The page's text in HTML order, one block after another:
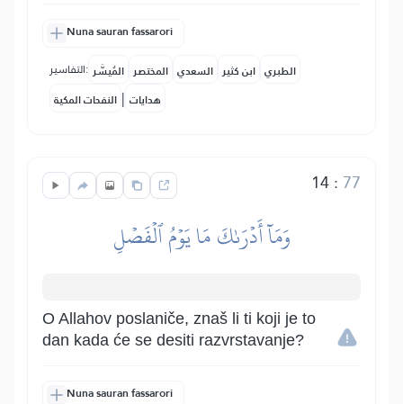
Nuna sauran fassarori
التفاسير: المُيسَّر المختصر السعدي ابن كثير الطبري
النفحات المكية | هدايات
14: 77
وَمَآ أَدۡرَىٰكَ مَا يَوۡمُ ٱلۡفَصۡلِ
O Allahov poslaniče, znaš li ti koji je to
dan kada će se desiti razvrstavanje?
Nuna sauran fassarori